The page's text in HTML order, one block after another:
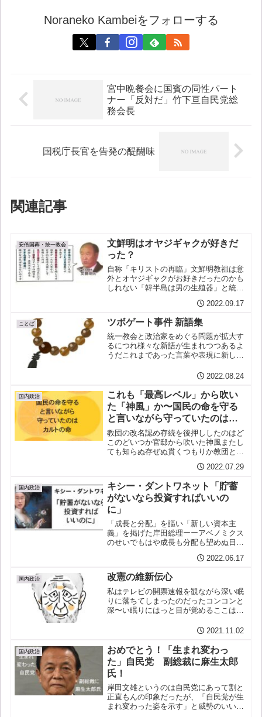
Noraneko Kambeiをフォローする
宮中晩餐会に国賓の同性パート
ナー「反対だ」竹下亘自民党総
務会長
国税庁長官を告発の醍醐味
関連記事
安倍国葬・統一教会
文鮮明はオヤジギャクが好きだ
った？
自称「キリストの再臨」文鮮明教祖は意
外とオヤジギャクがお好きだったのかも
しれない「韓半島は男の生殖器」と統一
ペニスとペニンシュラ（＝半島）をかけ
ているとしたら、語源的には間違ってい
る。peninsulaは...
2022.09.17
ことば ツボゲート事件 新語集
統一教会と政治家をめぐる問題が拡大す
るにつれ様々な新語が生まれつつあるよ
うだこれまであった言葉や表現に新しい
介しよう【数珠つなぎ】政治家らがゾロ
用例：萩生田光一は生稲晃...
2022.08.24
国内政治
これも「最高レベル」から吹い
た「神風」か〜国民の命を守る
と言いながら守っていたのはカ
ルトの命
教団の改名認め存続を後押ししたのはど
このどいつか官邸から吹いた神風またし
ても知らぬ存ぜぬ貫くつもりか教団と一
の自民党かも国家公安委員長や防衛大臣
までもが外国のカルトに食い込まれてい
た！この国は危ういしかし...
2022.07.29
国内政治
キシー・ダントワネット「貯蓄
がないなら投資すればいいの
に」
「成長と分配」を謳い「新しい資本主
義」を掲げた岸田総理ーーアベノミクス
のせいでもはや成長も分配も望めぬ日本
かその「分配」は立ち消え？「新しい資
本主義」も具体的には見えてこないそこ
へ今度は「貯蓄から投資へ」...
2022.06.17
国内政治 改憲の維新伝心
私はテレビの開票速報を観ながら深い眠
りに落ちてしまったのだったコンコンと
深〜い眠りにはっと目が覚めるここはど
補者の上にくっつけている白髪で白髭
無我部晋三とあるはあ？解説...
2021.11.02
国内政治
おめでとう！「生まれ変わっ
た」自民党 副総裁に麻生太郎
氏！
岸田文雄というのは自民党にあって割と
正直もんの印象だったが、「自民党が生
まれ変わった姿を示す」と威勢のいいこ